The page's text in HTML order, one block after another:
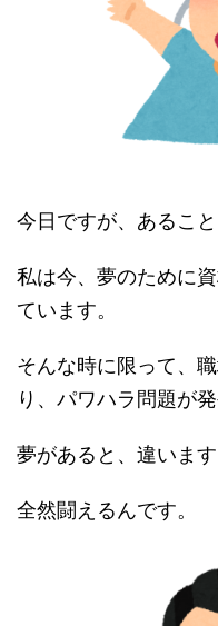
今日ですが、あること
私は今、夢のために
ています。
そんな時に限って、
り、パワハラ問題が発
夢があると、違います
全然闘えるんです。